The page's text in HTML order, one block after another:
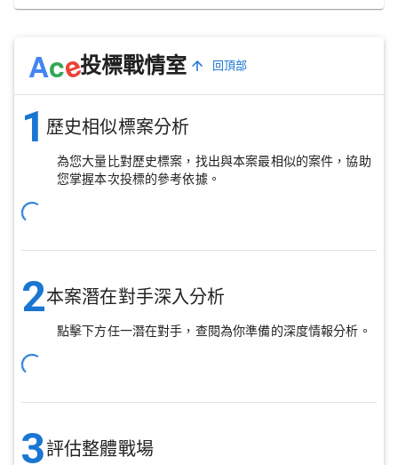
Ace投標戰情室 回頂部
1 歷史相似標案分析
為您大量比對歷史標案，找出與本案最相似的案件，協助
您掌握本次投標的參考依據。
2本案潛在對手深入分析
點擊下方任一潛在對手，查閱為你準備的深度情報分析。
3評估整體戰場